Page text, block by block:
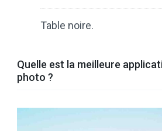
Table noire.
Quelle est la meilleure
photo ?